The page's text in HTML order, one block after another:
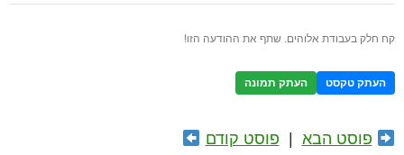
קח חלק בעבודת אלוהים. שתף את ההודעה הזו!
העתק טקסט העתק תמונה
פוסט הבא פוסט קודם